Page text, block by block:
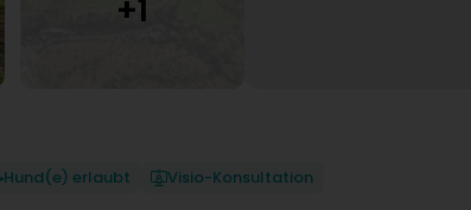
Hund(e) erlaubt Visio-Konsultation